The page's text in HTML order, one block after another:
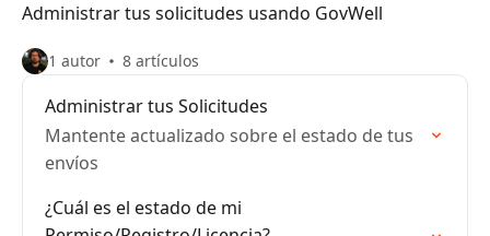
Administrar tus solicitudes usando GovWell
1 autor 8 artículos
Administrar tus Solicitudes
Mantente actualizado sobre el estado de tus
envíos
¿Cuál es el estado de mi